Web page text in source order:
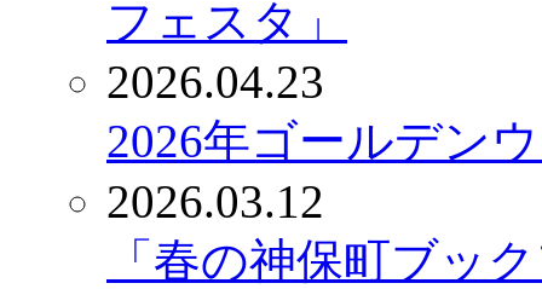
フェスタ」
2026.04.23
2026年ゴールデン
2026.03.12
「春の神保町ブッ